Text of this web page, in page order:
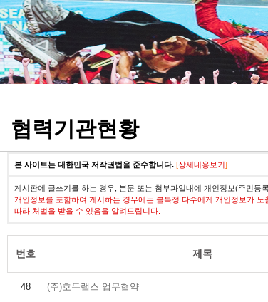
서식자료실
학부모방
정기고사 기출문제
협력기관현황
본 사이트는 대한민국 저작권법을 준수합니다. [상세내용보기]
게시판에 글쓰기를 하는 경우, 본문 또는 첨부파일내에 개인정보(주민등
개인정보를 포함하여 게시하는 경우에는 불특정 다수에게 개인정보가
따라 처벌을 받을 수 있음을 알려드립니다.
번호 제목
48 (주)호두랩스 업무협약